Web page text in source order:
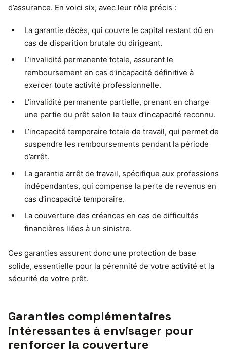
d’assurance. En voici six, avec leur rôle précis :
La garantie décès, qui couvre le capital restant dû en
cas de disparition brutale du dirigeant.
L’invalidité permanente totale, assurant le
remboursement en cas d’incapacité définitive à
exercer toute activité professionnelle.
L’invalidité permanente partielle, prenant en charge
une partie du prêt selon le taux d’incapacité reconnu.
L’incapacité temporaire totale de travail, qui permet de
suspendre les remboursements pendant la période
d’arrêt.
La garantie arrêt de travail, spécifique aux professions
indépendantes, qui compense la perte de revenus en
cas d’incapacité temporaire.
La couverture des créances en cas de difficultés
financières liées à un sinistre.
Ces garanties assurent donc une protection de base
solide, essentielle pour la pérennité de votre activité et la
sécurité de votre prêt.
Garanties complémentaires
intéressantes à envisager pour
renforcer la couverture